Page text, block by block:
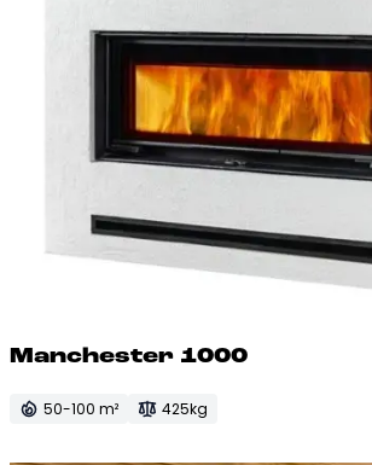
Manc­hes­ter 1000
50-100 m² 425kg